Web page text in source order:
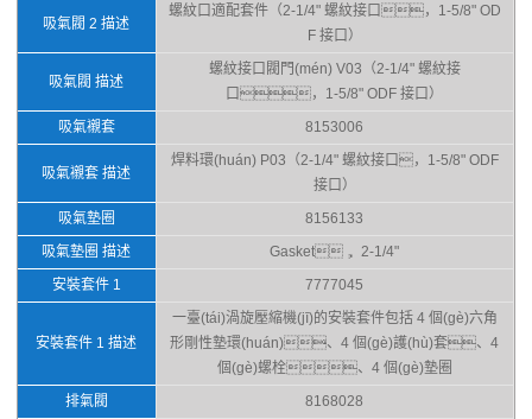
吸氣閥 2 描述
螺紋口適配套件（2-1/4" 螺紋接口，1-5/8" OD
F 接口）
吸氣閥 描述
螺紋接口閥門(mén) V03（2-1/4" 螺紋接
口，1-5/8" ODF 接口）
吸氣襯套
8153006
吸氣襯套 描述
焊料環(huán) P03（2-1/4" 螺紋接口，1-5/8" ODF
接口）
吸氣墊圈
8156133
吸氣墊圈 描述
Gasket， 2-1/4"
安裝套件 1
7777045
安裝套件 1 描述
一臺(tái)渦旋壓縮機(jī)的安裝套件包括 4 個(gè)六角
形剛性墊環(huán)、4 個(gè)護(hù)套、4
個(gè)螺栓、4 個(gè)墊圈
排氣閥
8168028